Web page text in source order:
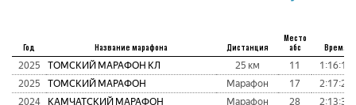
Год Название марафона Дистанция
Место
абс
Время
2025 ТОМСКИЙ МАРАФОН КЛ 25 км 11
1:16:16
2025
ТОМСКИЙ МАРАФОН Марафон 17
2:17:24
2024
КАМЧАТСКИЙ МАРАФОН Марафон 28
2:13:37